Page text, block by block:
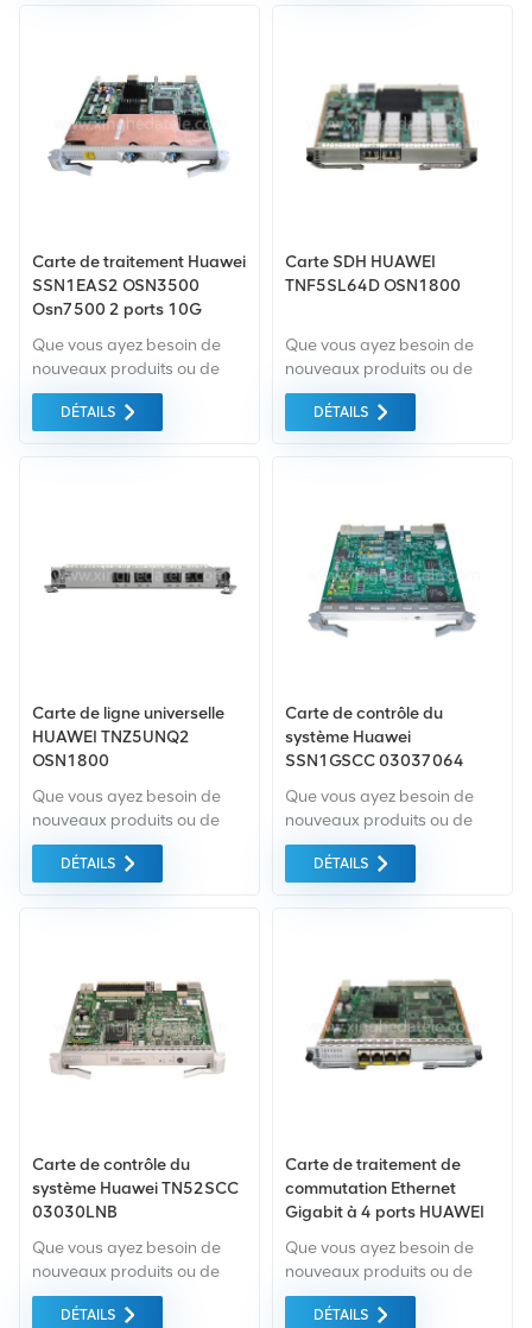
achetons uniquement des
. Tout cela est fourni au
meilleur prix possible.
achetons uniquement des
. Tout cela est fourni au
meilleur prix possible.
Carte de traitement Huawei
SSN1EAS2 OSN3500
Osn7500 2 ports 10G
Que vous ayez besoin de
nouveaux produits ou de
produits rénovés, il faut une
approche globale Garantie
achetons uniquement des
DÉTAILS
Carte SDH HUAWEI
TNF5SL64D OSN1800
Que vous ayez besoin de
nouveaux produits ou de
produits rénovés, il faut une
approche globale Garantie
achetons uniquement des
. Tout cela est fourni au
meilleur prix possible.
DÉTAILS
Carte de ligne universelle
HUAWEI TNZ5UNQ2
OSN1800
Que vous ayez besoin de
nouveaux produits ou de
produits rénovés, il faut une
approche globale Garantie
achetons uniquement des
. Tout cela est fourni au
meilleur prix possible.
DÉTAILS
Carte de contrôle du
système Huawei
SSN1GSCC 03037064
Que vous ayez besoin de
nouveaux produits ou de
produits rénovés, il faut une
approche globale Garantie
achetons uniquement des
. Tout cela est fourni au
meilleur prix possible.
DÉTAILS
Carte de contrôle du
système Huawei TN52SCC
03030LNB
Que vous ayez besoin de
nouveaux produits ou de
produits rénovés, il faut une
approche globale Garantie
DÉTAILS
Carte de traitement de
commutation Ethernet
Gigabit à 4 ports HUAWEI
03052348
Que vous ayez besoin de
nouveaux produits ou de
produits rénovés, il faut une
approche globale Garantie
DÉTAILS